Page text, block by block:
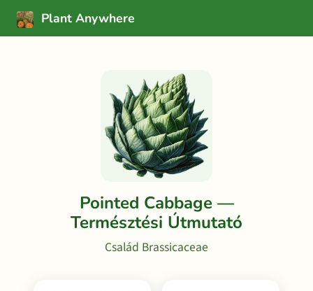
Plant Anywhere
Pointed Cabbage —
Természtési Útmutató
Család Brassicaceae